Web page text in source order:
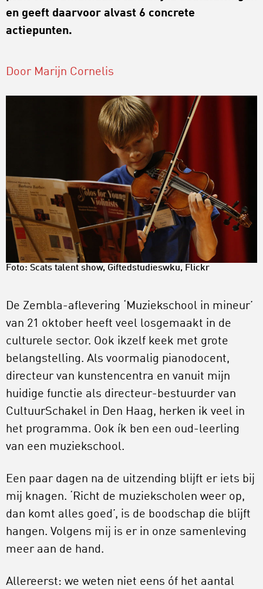
en geeft daarvoor alvast 6 concrete
actiepunten.
Door Marijn Cornelis
Foto: Scats talent show, Giftedstudieswku, Flickr
De Zembla-aflevering ‘Muziekschool in mineur’
van 21 oktober heeft veel losgemaakt in de
culturele sector. Ook ikzelf keek met grote
belangstelling. Als voormalig pianodocent,
directeur van kunstencentra en vanuit mijn
huidige functie als directeur-bestuurder van
CultuurSchakel in Den Haag, herken ik veel in
het programma. Ook ík ben een oud-leerling
van een muziekschool.
Een paar dagen na de uitzending blijft er iets bij
mij knagen. ‘Richt de muziekscholen weer op,
dan komt alles goed’, is de boodschap die blijft
hangen. Volgens mij is er in onze samenleving
meer aan de hand.
Allereerst: we weten niet eens óf het aantal